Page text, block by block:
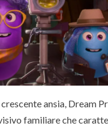
ansia, Dream
familiare che